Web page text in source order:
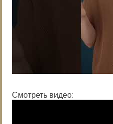
Смотреть видео: